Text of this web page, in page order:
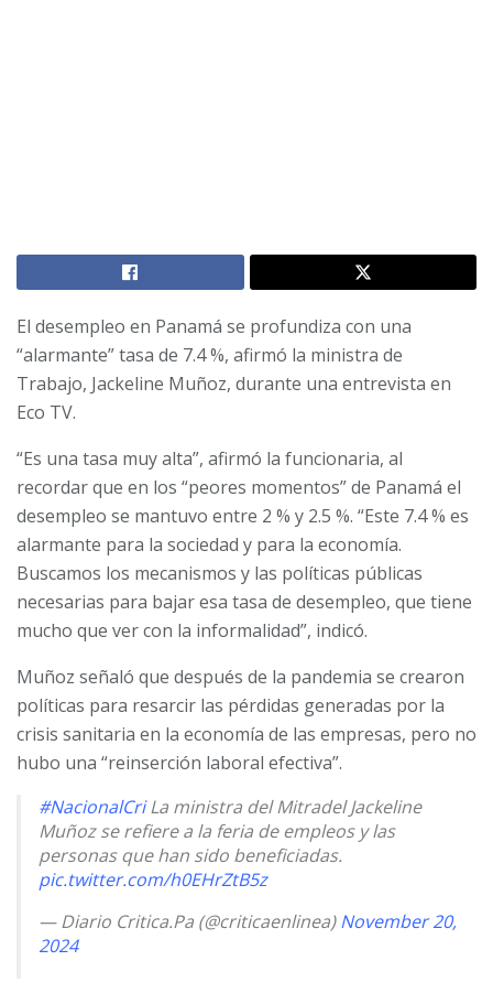
El desempleo en Panamá se profundiza con una
“alarmante” tasa de 7.4 %, afirmó la ministra de
Trabajo, Jackeline Muñoz, durante una entrevista en
Eco TV.
“Es una tasa muy alta”, afirmó la funcionaria, al
recordar que en los “peores momentos” de Panamá el
desempleo se mantuvo entre 2 % y 2.5 %. “Este 7.4 % es
alarmante para la sociedad y para la economía.
Buscamos los mecanismos y las políticas públicas
necesarias para bajar esa tasa de desempleo, que tiene
mucho que ver con la informalidad”, indicó.
Muñoz señaló que después de la pandemia se crearon
políticas para resarcir las pérdidas generadas por la
crisis sanitaria en la economía de las empresas, pero no
hubo una “reinserción laboral efectiva”.
#NacionalCriLa ministra del Mitradel Jackeline
Muñoz se refiere a la feria de empleos y las
personas que han sido beneficiadas.
pic.twitter.com/h0EHrZtB5z
— Diario Critica.Pa (@criticaenlinea)November 20,
2024